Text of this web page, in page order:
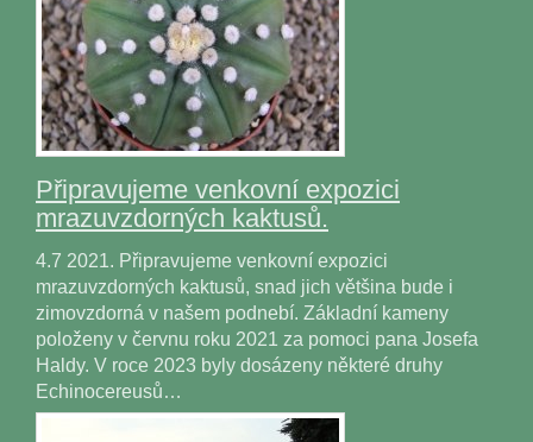
Připravujeme venkovní expozici
mrazuvzdorných kaktusů.
4.7 2021. Připravujeme venkovní expozici
mrazuvzdorných kaktusů, snad jich většina bude i
zimovzdorná v našem podnebí. Základní kameny
položeny v červnu roku 2021 za pomoci pana Josefa
Haldy. V roce 2023 byly dosázeny některé druhy
Echinocereusů…